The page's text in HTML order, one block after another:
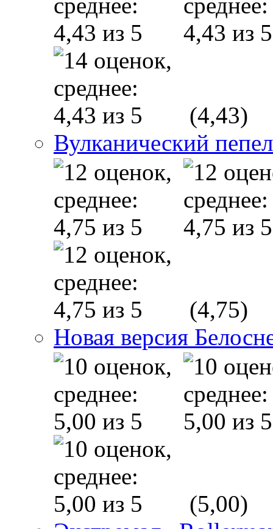
(4,43)
Вулканический
(4,75)
Новая версия
(5,00)